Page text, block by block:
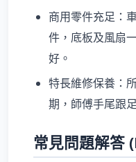
商用零件充足：
件，底板及風扇
好。
特長維修保養：
期，師傅手尾跟
常見問題解答